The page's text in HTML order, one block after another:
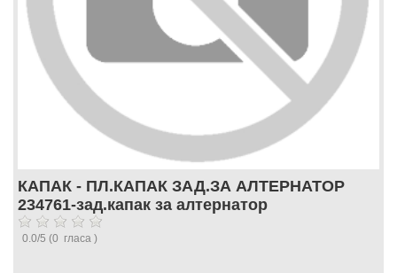
КАПАК - ПЛ.КАПАК ЗАД.ЗА АЛТЕРНАТОР
234761-зад.капак за алтернатор
0.0/5 (0 гласа )